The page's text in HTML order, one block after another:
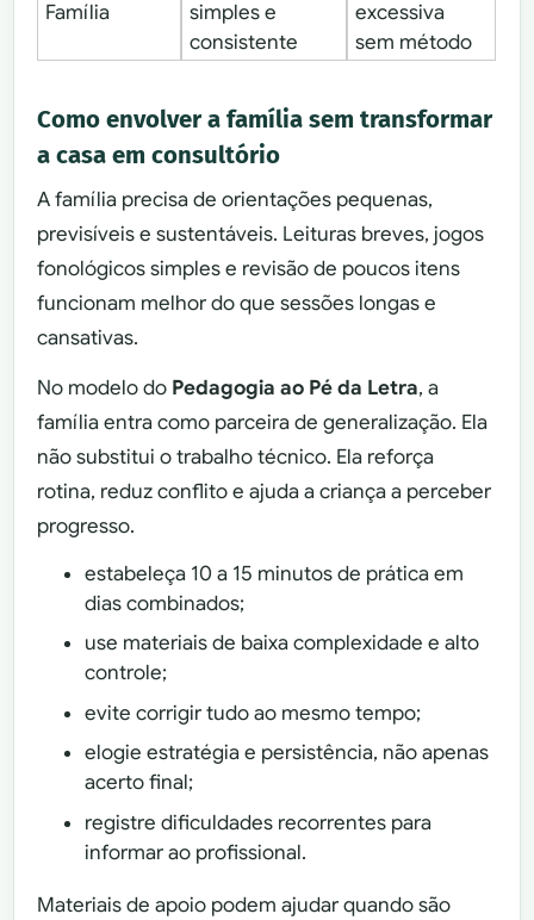
Família
simples e
consistente
excessiva
sem método
Como envolver a família sem transformar
a casa em consultório
A família precisa de orientações pequenas,
previsíveis e sustentáveis. Leituras breves, jogos
fonológicos simples e revisão de poucos itens
funcionam melhor do que sessões longas e
cansativas.
No modelo do Pedagogia ao Pé da Letra, a
família entra como parceira de generalização. Ela
não substitui o trabalho técnico. Ela reforça
rotina, reduz conflito e ajuda a criança a perceber
progresso.
estabeleça 10 a 15 minutos de prática em
dias combinados;
use materiais de baixa complexidade e alto
controle;
evite corrigir tudo ao mesmo tempo;
elogie estratégia e persistência, não apenas
acerto final;
registre dificuldades recorrentes para
informar ao profissional.
Materiais de apoio podem ajudar quando são